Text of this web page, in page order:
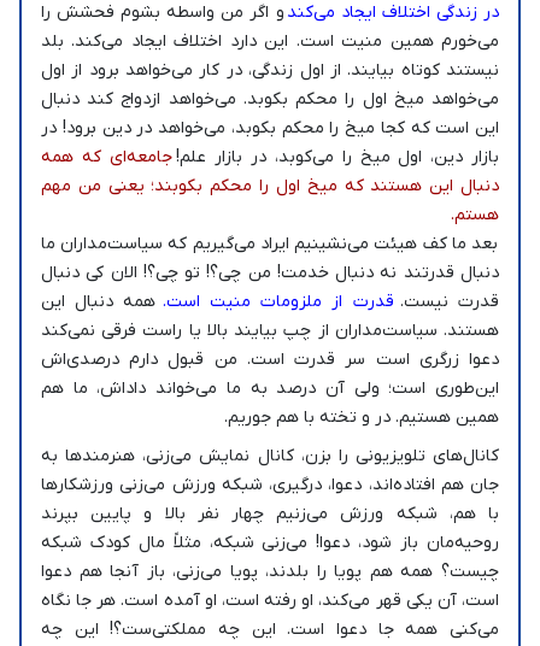
در زندگی اختلاف ایجاد می‌کند و اگر من واسطه بشوم فحشش را
می‌خورم همین منیت است. این دارد اختلاف ایجاد می‌کند. بلد
نیستند کوتاه بیایند. از اول زندگی، در کار می‌خواهد برود از اول
می‌خواهد میخ اول را محکم بکوبد. می‌خواهد ازدواج کند دنبال
این است که کجا میخ را محکم بکوبد، می‌خواهد در دین برود! در
بازار دین، اول میخ را می‌کوبد، در بازار علم!جامعه‌ای که همه
دنبال این هستند که میخ اول را محکم بکوبند؛ یعنی من مهم
هستم.
بعد ما کف هیئت می‌نشینیم ایراد می‌گیریم که سیاست‌مداران ما
دنبال قدرتند نه دنبال خدمت! من چی؟! تو چی؟! الان کی دنبال
قدرت نیست. قدرت از ملزومات منیت است. همه دنبال این
هستند. سیاست‌مداران از چپ بیایند بالا یا راست فرقی نمی‌کند
دعوا زرگری است سر قدرت است. من قبول دارم درصدی‌اش
این‌طوری است؛ ولی آن درصد به ما می‌خواند داداش، ما هم
همین هستیم. در و تخته با هم جوریم.
کانال‌های تلویزیونی را بزن، کانال نمایش می‌زنی، هنرمندها به
جان هم افتاده‌اند، دعوا، درگیری، شبکه ورزش می‌زنی ورزشکارها
با هم، شبکه ورزش می‌زنیم چهار نفر بالا و پایین بپرند
روحیه‌مان باز شود، دعوا! می‌زنی شبکه، مثلاً مال کودک شبکه
چیست؟ همه هم پویا را بلدند، پویا می‌زنی، باز آنجا هم دعوا
است، آن یکی قهر می‌کند، او رفته است، او آمده است. هر جا نگاه
می‌کنی همه جا دعوا است. این چه مملکتی‌ست؟! این چه